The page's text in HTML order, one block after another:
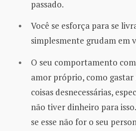
passado.
Você se esforça para se
simplesmente grudam em
O seu comportamento
amor próprio, como
coisas desnecessárias,
não tiver dinheiro para
se esse não for o seu